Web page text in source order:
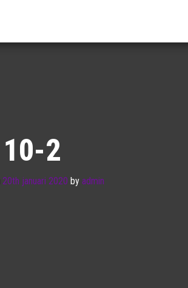
10-2
20th januari 2020 by admin